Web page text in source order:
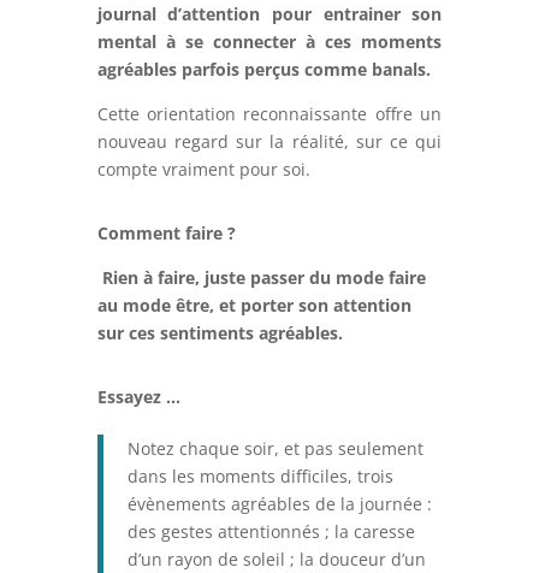
journal d’attention pour entrainer son
mental à se connecter à ces moments
agréables parfois perçus comme banals.
Cette orientation reconnaissante offre un
nouveau regard sur la réalité, sur ce qui
compte vraiment pour soi.
Comment faire ?
Rien à faire, juste passer du mode faire
au mode être, et porter son attention
sur ces sentiments agréables.
Essayez …
Notez chaque soir, et pas seulement
dans les moments difficiles, trois
évènements agréables de la journée :
des gestes attentionnés ; la caresse
d’un rayon de soleil ; la douceur d’un